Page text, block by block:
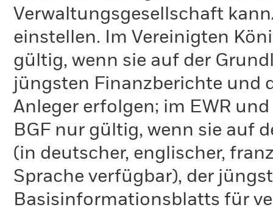
Verwaltungsgesellschaft
einstellen. Im Vereinigten
gültig, wenn sie auf der
jüngsten Finanzberichte und
Anleger erfolgen; im EWR
BGF nur gültig, wenn sie auf
(in deutscher, englischer,
Sprache verfügbar), der
Basisinformationsblatts für